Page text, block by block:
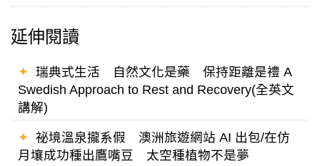
延伸閱讀
✦ 瑞典式生活 自然文化是藥 保持距離是禮 A
Swedish Approach to Rest and Recovery(全英文
講解)
✦ 祕境溫泉攏系假 澳洲旅遊網站 AI 出包/在仿
月壤成功種出鷹嘴豆 太空種植物不是夢